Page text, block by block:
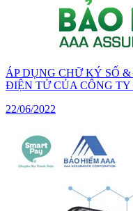
ÁP DỤNG CHỮ KÝ SỐ
ĐIỆN TỬ CỦA CÔNG
22/06/2022